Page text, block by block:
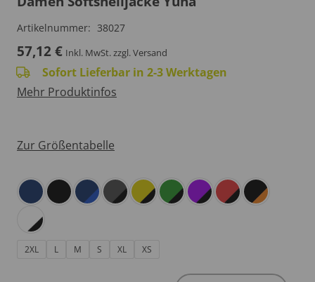
Artikelnummer: 38027
57,12€ Inkl. MwSt.zzgl. Versand
Sofort Lieferbar in 2-3 Werktagen
Mehr Produktinfos
Zur Größentabelle
2XL L M S XL XS